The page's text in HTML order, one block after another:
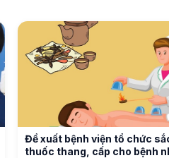
Đề xuất bệnh viện tổ chức
thuốc thang, cấp cho bệnh